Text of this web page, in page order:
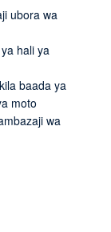
ubora wa
hali ya
baada ya
moto
wa